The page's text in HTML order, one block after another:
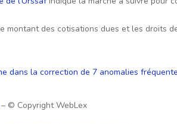
montant des cotisations dues et les droits
dans la correction de 7 anomalies
– © Copyright WebLex